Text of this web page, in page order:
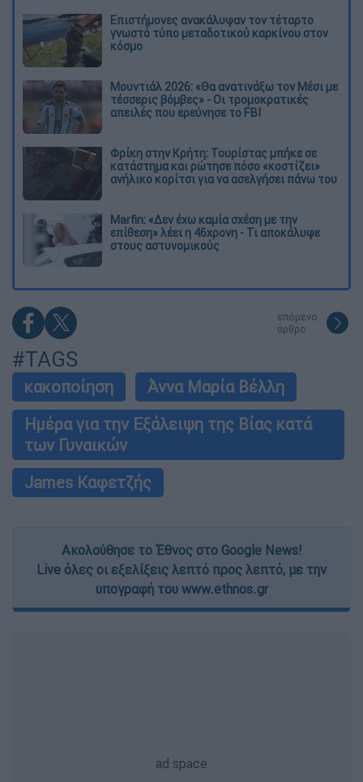
Επιστήμονες ανακάλυψαν τον τέταρτο
γνωστό τύπο μεταδοτικού καρκίνου στον
κόσμο
Μουντιάλ 2026: «Θα ανατινάξω τον Μέσι με
τέσσερις βόμβες» - Οι τρομοκρατικές
απειλές που ερεύνησε το FBI
Φρίκη στην Κρήτη: Τουρίστας μπήκε σε
κατάστημα και ρώτησε πόσο «κοστίζει»
ανήλικο κορίτσι για να ασελγήσει πάνω του
Marfin: «Δεν έχω καμία σχέση με την
επίθεση» λέει η 46χρονη - Τι αποκάλυψε
στους αστυνομικούς
επόμενο
άρθρο
#TAGS
κακοποίηση
Άννα Μαρία Βέλλη
Ημέρα για την Εξάλειψη της Βίας κατά
των Γυναικών
James Καφετζής
Ακολούθησε το Έθνος στο Google News!
Live όλες οι εξελίξεις λεπτό προς λεπτό, με την
υπογραφή του www.ethnos.gr